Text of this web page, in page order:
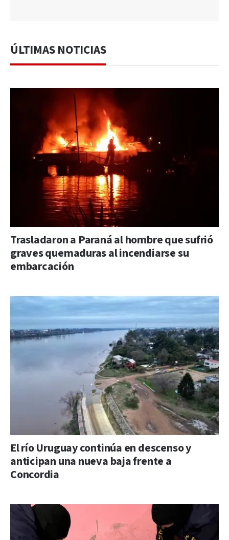
ÚLTIMAS NOTICIAS
Trasladaron a Paraná al hombre que sufrió
graves quemaduras al incendiarse su
embarcación
El río Uruguay continúa en descenso y
anticipan una nueva baja frente a
Concordia